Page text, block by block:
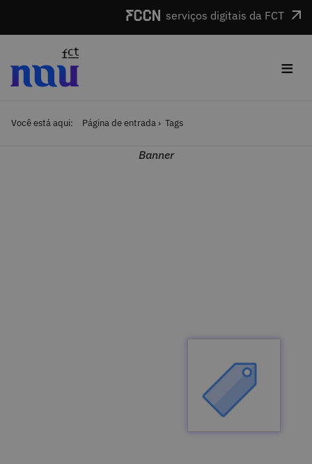
serviços digitais da FCT
≡
Você está aqui: Página de entrada Tags
Banner